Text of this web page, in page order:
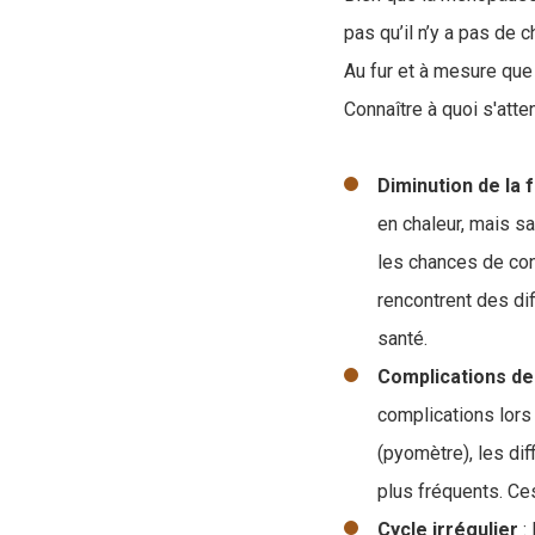
pas qu’il n’y a pas de
Au fur et à mesure
Connaître à quoi
Diminution de
en chaleur, mais
les chances de
rencontrent des
santé.
Complications
complications
(pyomètre), les
plus fréquents.
Cycle irrégulier :